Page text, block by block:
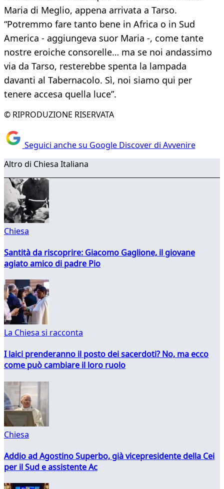
Maria di Meglio, appena arrivata a Tarso.
“Potremmo fare tanto bene in Africa o in Sud
America - aggiungeva suor Maria -, come tante
nostre eroiche consorelle… ma se noi andassimo
via da Tarso, resterebbe spenta la lampada
davanti al Tabernacolo. Sì, noi siamo qui per
tenere accesa quella luce”.
© RIPRODUZIONE RISERVATA
Seguici anche su Google Discover di Avvenire
Altro di Chiesa Italiana
Chiesa
Santità da riscoprire: Giacomo Gaglione, il giovane
agiato amico di padre Pio
La Chiesa si racconta
I laici prenderanno il posto dei sacerdoti? No, ma ecco
come può cambiare il loro ruolo
Chiesa
Addio ad Agostino Superbo, già vicepresidente della Cei
per il Sud e assistente Ac